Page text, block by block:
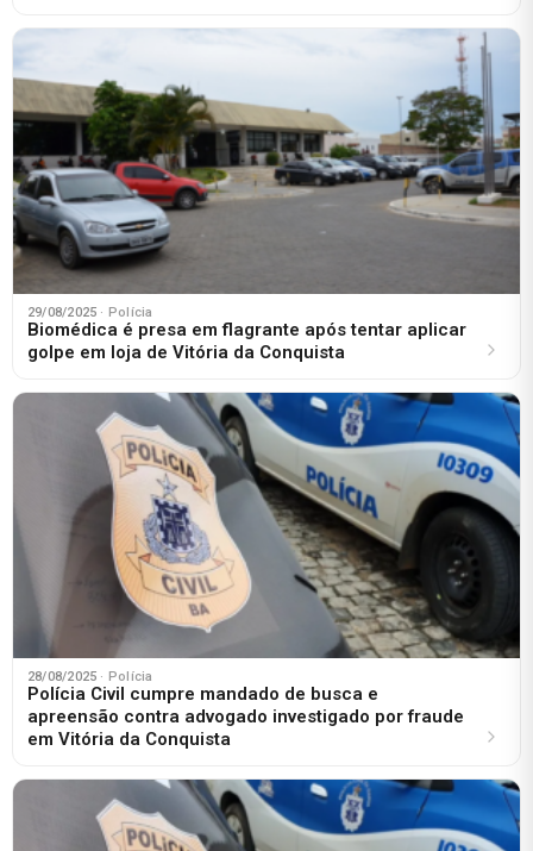
29/08/2025 · Polícia
Biomédica é presa em flagrante após tentar aplicar
golpe em loja de Vitória da Conquista
28/08/2025 · Polícia
Polícia Civil cumpre mandado de busca e
apreensão contra advogado investigado por fraude
em Vitória da Conquista